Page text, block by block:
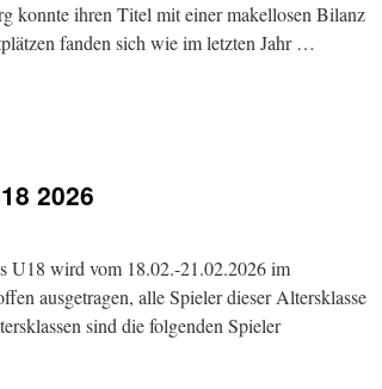
konnte ihren Titel mit einer makellosen Bilanz
fanden sich wie im letzten Jahr …
2026
U18 wird vom 18.02.-21.02.2026 im
ausgetragen, alle Spieler dieser Altersklasse
sind die folgenden Spieler